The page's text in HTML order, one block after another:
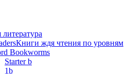
Книги ждя чтения по уровням
Bookworms
Starter b
1b